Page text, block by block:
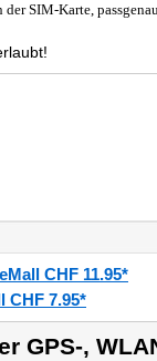
SIM-Karte,
eMall CHF 11.95*
CHF 7.95*
GPS-,